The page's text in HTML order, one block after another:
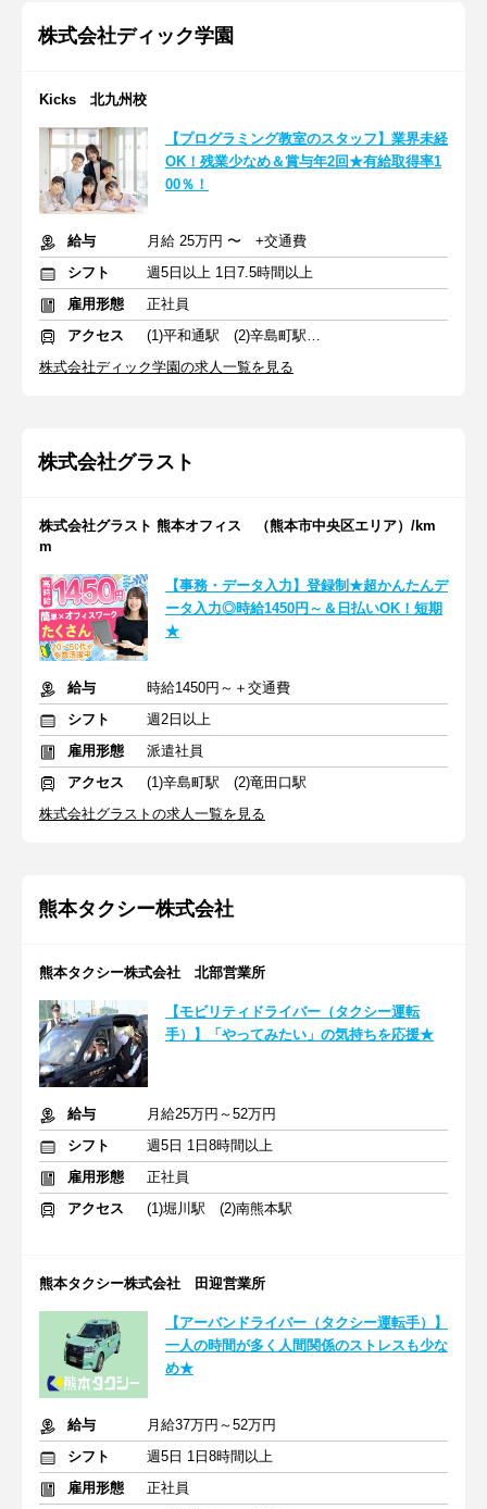
株式会社ディック学園
Kicks 北九州校
【プログラミング教室のスタッフ】業界未経
OK！残業少なめ＆賞与年2回★有給取得率1
00％！
給与
月給 25万円 〜 +交通費
シフト
週5日以上 1日7.5時間以上
雇用形態
正社員
アクセス
(1)平和通駅 (2)辛島町駅 (3)西鉄久留米駅
株式会社ディック学園の求人一覧を見る
株式会社グラスト
株式会社グラスト 熊本オフィス （熊本市中央区エリア）/km
m
【事務・データ入力】登録制★超かんたんデ
ータ入力◎時給1450円～＆日払いOK！短期
★
給与
時給1450円～＋交通費
シフト
週2日以上
雇用形態
派遣社員
アクセス
(1)辛島町駅 (2)竜田口駅
株式会社グラストの求人一覧を見る
熊本タクシー株式会社
熊本タクシー株式会社 北部営業所
【モビリティドライバー（タクシー運転
手）】「やってみたい」の気持ちを応援★
給与
月給25万円～52万円
シフト
週5日 1日8時間以上
雇用形態
正社員
アクセス
(1)堀川駅 (2)南熊本駅
熊本タクシー株式会社 田迎営業所
【アーバンドライバー（タクシー運転手）】
一人の時間が多く人間関係のストレスも少な
め★
給与
月給37万円～52万円
シフト
週5日 1日8時間以上
雇用形態
正社員